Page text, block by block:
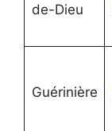
de-Dieu
Guérinière